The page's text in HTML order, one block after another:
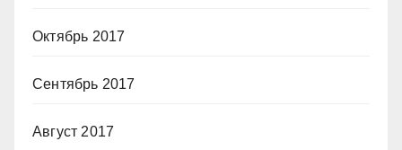
Октябрь 2017
Сентябрь 2017
Август 2017